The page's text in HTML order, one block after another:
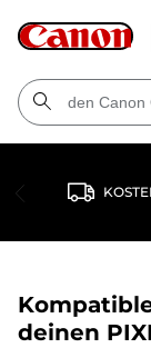
deinen